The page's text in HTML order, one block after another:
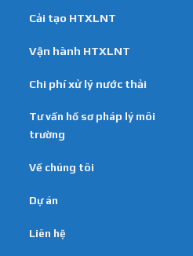
Cải tạo HTXLNT
Vận hành HTXLNT
Chi phí xử lý nước thải
Tư vấn hồ sơ pháp lý môi
trường
Về chúng tôi
Dự án
Liên hệ